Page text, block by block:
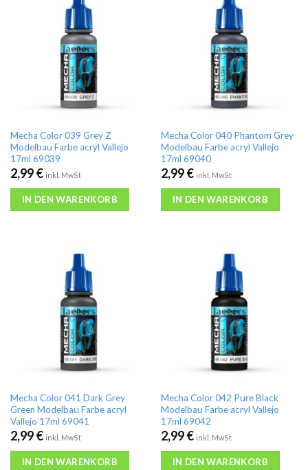
Mecha Color 039 Grey Z
Modelbau Farbe acryl Vallejo
17ml 69039
2,99€ inkl. MwSt
IN DEN WARENKORB
Mecha Color 040 Phantom Grey
Modelbau Farbe acryl Vallejo
17ml 69040
2,99€ inkl. MwSt
IN DEN WARENKORB
Mecha Color 041 Dark Grey
Green Modelbau Farbe acryl
Vallejo 17ml 69041
2,99€ inkl. MwSt
IN DEN WARENKORB
Mecha Color 042 Pure Black
Modelbau Farbe acryl Vallejo
17ml 69042
2,99€ inkl. MwSt
IN DEN WARENKORB